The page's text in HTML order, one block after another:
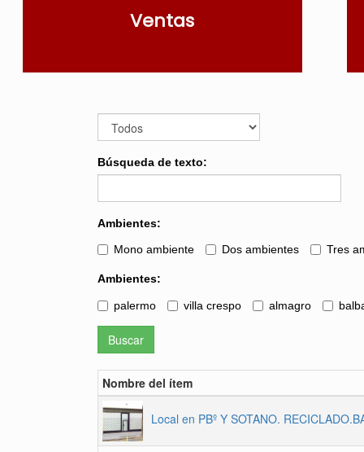
Ventas
Búsqueda de texto:
Ambientes:
Mono ambiente Dos ambientes Tres
Ambientes:
palermo villa crespo almagro
Buscar
Nombre del ítem
Local en PBº Y SOTANO.